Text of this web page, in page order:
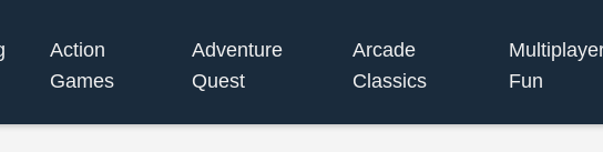
Action
Games
Adventure
Quest
Arcade
Classics
Fun